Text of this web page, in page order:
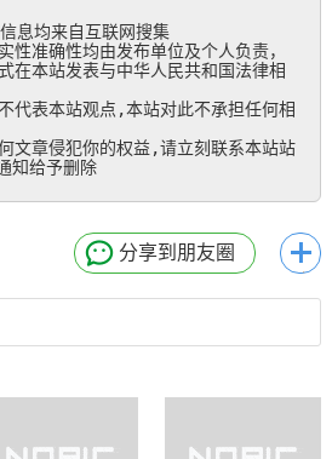
自互联网搜集
性准确性均由发布单位及个人负责，
在本站发表与中华人民共和国法律相
代表本站观点,本站对此不承担任何相
文章侵犯你的权益,请立刻联系本站站
知给予删除
分享到朋友圈